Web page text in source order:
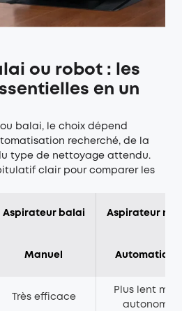
ou robot : les
en un
balai, le choix dépend
recherché, de la
type de nettoyage attendu.
clair pour comparer les
Aspirateur balai Aspirateur
Manuel Automatique
Très efficace
Plus lent mais
autonome